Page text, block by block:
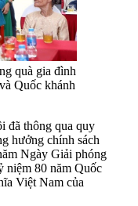
quà gia đình
Quốc khánh
đã thông qua quy
hưởng chính sách
Ngày Giải phóng
niệm 80 năm Quốc
Việt Nam của